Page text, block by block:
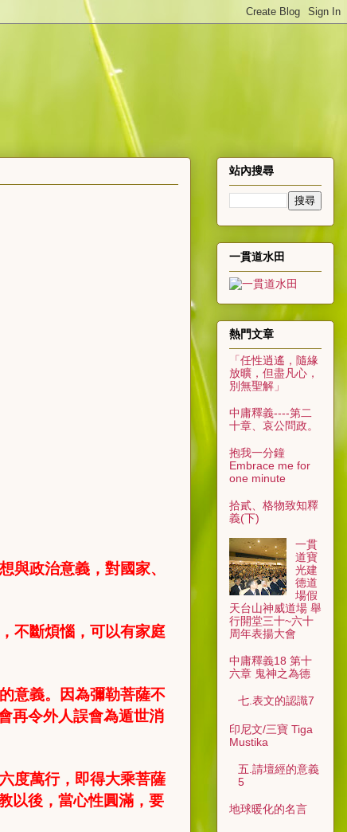
政治意義，對國家、
不斷煩惱，可以有家庭
意義。因為彌勒菩薩不
再令外人誤會為遁世消
度萬行，即得大乘菩薩
以後，當心性圓滿，要
站內搜尋
一貫道水田
熱門文章
「任性逍遙，隨緣
放曠，但盡凡心，
別無聖解」
中庸釋義----第二
十章、哀公問政。
抱我一分鐘
Embrace me for
one minute
拾貳、格物致知釋
義(下)
一貫
道寶
光建
德道
場假
天台山神威道場 舉
行開堂三十~六十
周年表揚大會
中庸釋義18 第十
六章 鬼神之為德
七.表文的認識7
印尼文/三寶 Tiga
Mustika
五.請壇經的意義
5
地球暖化的名言